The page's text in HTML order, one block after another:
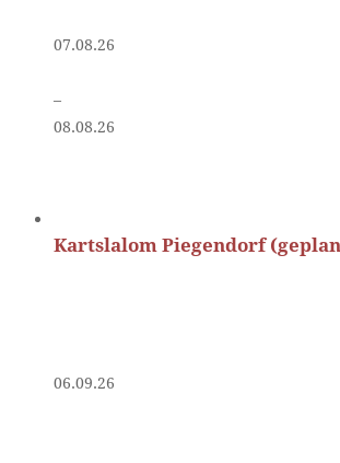
07.08.26
–
08.08.26
Kartslalom Piegendorf
06.09.26